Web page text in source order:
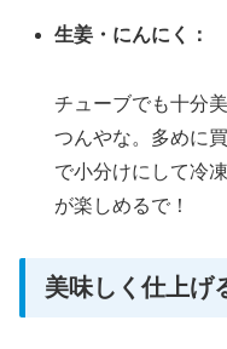
生姜・にんにく：
チューブでも十分
つんやな。多めに
で小分けにして冷
が楽しめるで！
美味しく仕上げ